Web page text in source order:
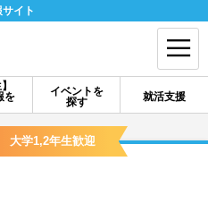
イト
を
イベントを
探す
就活支援
ログイン
会員ID・パスワードを忘れた方はこちら
大学1,2年生歓迎